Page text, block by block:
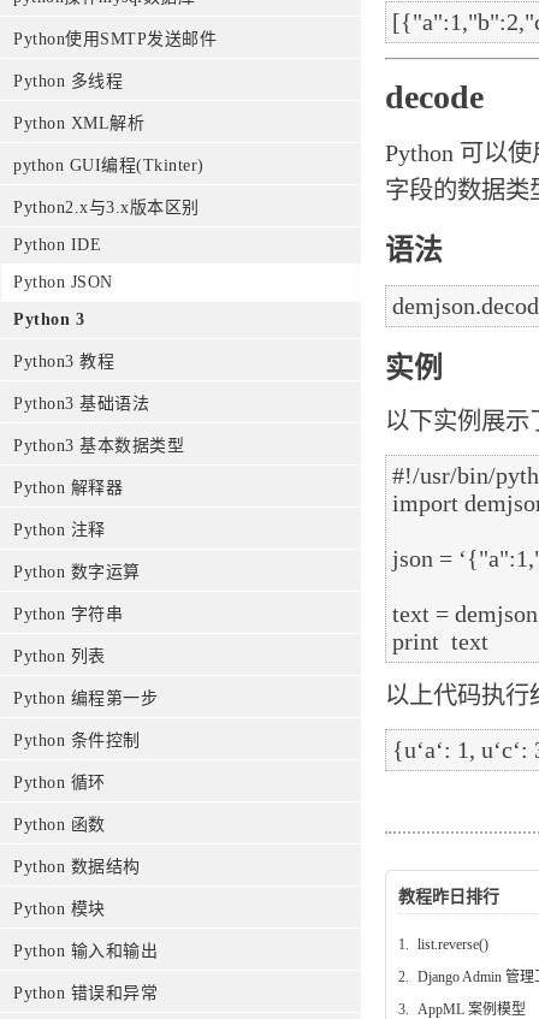
Python使用SMTP发送邮件
Python 多线程
Python XML解析
python GUI编程(Tkinter)
Python2.x与3.x版本区别
Python IDE
Python JSON
Python 3
Python3 教程
Python3 基础语法
Python3 基本数据类型
Python 解释器
Python 注释
Python 数字运算
Python 字符串
Python 列表
Python 编程第一步
Python 条件控制
Python 循环
Python 函数
Python 数据结构
Python 模块
Python 输入和输出
Python 错误和异常
decode
Python 可以使
字段的数据类
语法
实例
以下实例展示
#!/usr/bin/
import
json =
text =
以上代码执行
教程昨日排行
1. list.reverse()
2. Django Admin 管理
3. AppML 案例模型